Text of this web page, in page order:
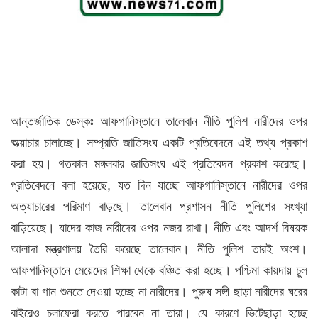
আন্তর্জাতিক ডেস্কঃ আফগানিস্তানে তালেবান নীতি পুলিশ নারীদের ওপর
অত্য়াচার চালাচ্ছে। সম্প্রতি জাতিসংঘ একটি প্রতিবেদনে এই তথ্য প্রকাশ
করা হয়। গতকাল মঙ্গলবার জাতিসংঘ এই প্রতিবেদন প্রকাশ করেছে।
প্রতিবেদনে বলা হয়েছে, যত দিন যাচ্ছে আফগানিস্তানে নারীদের ওপর
অত্যাচারের পরিমাণ বাড়ছে। তালেবান প্রশাসন নীতি পুলিশের সংখ্যা
বাড়িয়েছে। যাদের কাজ নারীদের ওপর নজর রাখা। নীতি এবং আদর্শ বিষয়ক
আলাদা মন্ত্রণালয় তৈরি করেছে তালেবান। নীতি পুলিশ তারই অংশ।
আফগানিস্তানে মেয়েদের শিক্ষা থেকে বঞ্চিত করা হচ্ছে। পশ্চিমা কায়দায় চুল
কাটা বা গান শুনতে দেওয়া হচ্ছে না নারীদের। পুরুষ সঙ্গী ছাড়া নারীদের ঘরের
বাইরেও চলাফেরা করতে পারবেন না তারা। যে কারণে ভিটেছাড়া হচ্ছে